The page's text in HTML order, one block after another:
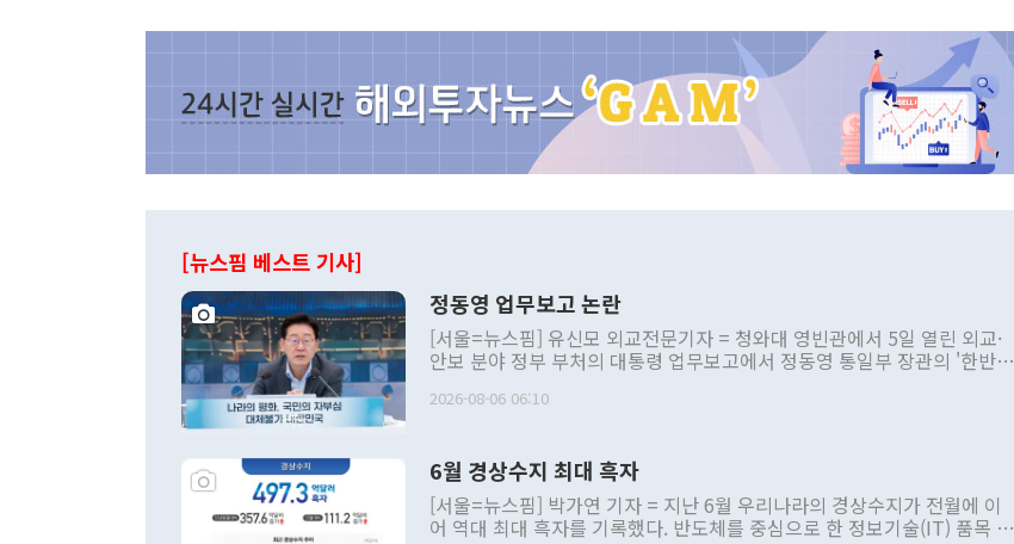
[뉴스핌 베스트 기사]
정동영 업무보고 논란
[서울=뉴스핌] 유신모 외교전문기자 = 청와대 영빈관에서 5일 열린 외교·
안보 분야 정부 부처의 대통령 업무보고에서 정동영 통일부 장관의 '한반도
발언 중에는 정부 내 조율을 거치지 않은 사안을 정책으로 추진하겠다고 공
주의적 희망에 근거한 비현실적 구상'이라는 비판을 내놨다. 그동안 정 장
관의 대북 정책 관련 발언이 물의를 빚은 적은 여러 번 있지만 대통령과 유
관 부처 장관이 공개적으로 부정적 입장을 표명한 것은 이례적이다. 정 장
2026-08-06 06:10
6월 경상수지 최대 흑자
[서울=뉴스핌] 박가연 기자 = 지난 6월 우리나라의 경상수지가 전월에 이
어 역대 최대 흑자를 기록했다. 반도체를 중심으로 한 정보기술(IT) 품목 수